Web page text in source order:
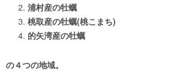
浦村産の牡蠣
桃取産の牡蠣(桃こまち)
的矢湾産の牡蠣
の４つの地域。